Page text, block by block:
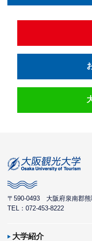
〒590-0493 大阪府泉南郡
TEL：072-453-8222
大学紹介